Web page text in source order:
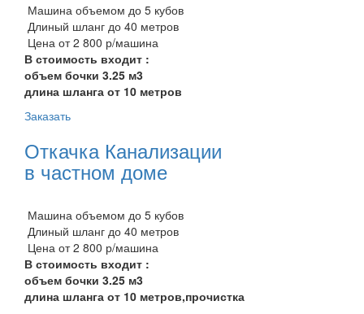
Машина объемом до 5 кубов
Длиный шланг до 40 метров
Цена от 2 800 р/машина
В стоимость входит :
объем бочки 3.25 м3
длина шланга от 10 метров
Заказать
Откачка Канализации
в частном доме
Машина объемом до 5 кубов
Длиный шланг до 40 метров
Цена от 2 800 р/машина
В стоимость входит :
объем бочки 3.25 м3
длина шланга от 10 метров,прочистка